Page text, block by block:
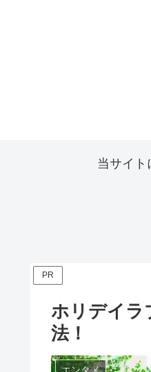
当サイト
PR
ホリデイラ
法！
エンタメ